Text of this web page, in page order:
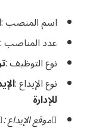
اسم المنصب :
عدد المناصب :
نوع التوظيف :
نوع الإيداع :
للإدارة
موقع الإيداع :